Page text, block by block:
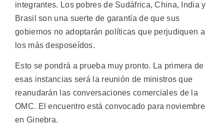
integrantes. Los pobres de Sudáfrica, China, India y
Brasil son una suerte de garantía de que sus
gobiernos no adoptarán políticas que perjudiquen a
los más desposeídos.
Esto se pondrá a prueba muy pronto. La primera de
esas instancias será la reunión de ministros que
reanudarán las conversaciones comerciales de la
OMC. El encuentro está convocado para noviembre
en Ginebra.